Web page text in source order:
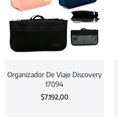
Organizador De Viaje Discovery
17094
$7.192,00